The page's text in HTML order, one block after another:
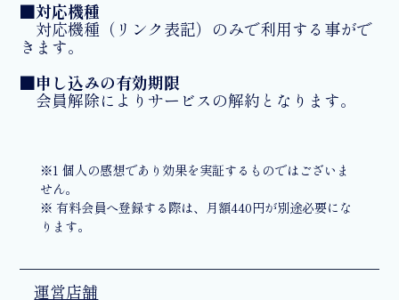
■対応機種
対応機種（リンク表記）のみで利用する事がで
きます。
■申し込みの有効期限
会員解除によりサービスの解約となります。
※1 個人の感想であり効果を実証するものではございま
せん。
※ 有料会員へ登録する際は、月額440円が別途必要にな
ります。
運営店舗